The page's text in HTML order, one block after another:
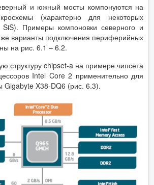
и южный мосты компонуются на
(характерно для некоторых
Примеры компоновки северного и
варианты подключения периферийных
на рис. 6.1 – 6.2.
структуру chipset-a на примере чипсета
Intel Core 2 применительно для
Gigabyte X38-DQ6 (рис. 6.3).